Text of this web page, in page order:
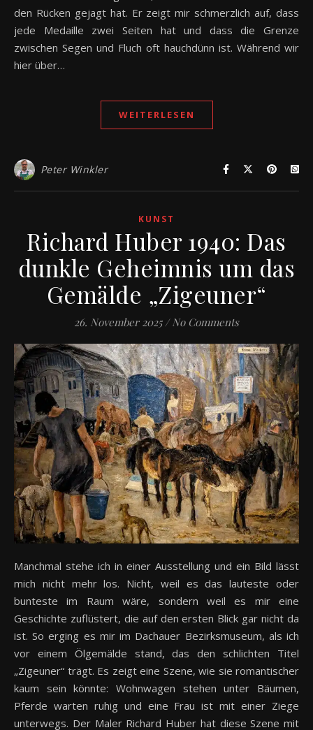
den Rücken gejagt hat. Er zeigt mir schmerzlich auf, dass
jede Medaille zwei Seiten hat und dass die Grenze
zwischen Segen und Fluch oft hauchdünn ist. Während wir
hier über…
WEITERLESEN
Peter Winkler
KUNST
Richard Huber 1940: Das
dunkle Geheimnis um das
Gemälde „Zigeuner“
26. November 2025 / No Comments
Manchmal stehe ich in einer Ausstellung und ein Bild lässt
mich nicht mehr los. Nicht, weil es das lauteste oder
bunteste im Raum wäre, sondern weil es mir eine
Geschichte zuflüstert, die auf den ersten Blick gar nicht da
ist. So erging es mir im Dachauer Bezirksmuseum, als ich
vor einem Ölgemälde stand, das den schlichten Titel
„Zigeuner“ trägt. Es zeigt eine Szene, wie sie romantischer
kaum sein könnte: Wohnwagen stehen unter Bäumen,
Pferde warten ruhig und eine Frau ist mit einer Ziege
unterwegs. Der Maler Richard Huber hat diese Szene mit